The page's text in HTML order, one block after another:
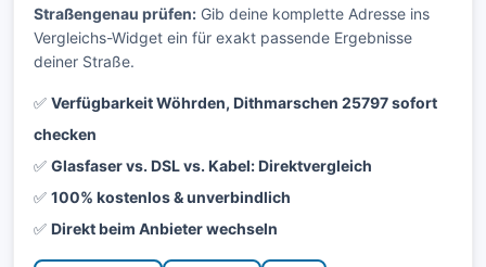
Straßengenau prüfen: Gib deine komplette Adresse ins
Vergleichs-Widget ein für exakt passende Ergebnisse
deiner Straße.
✅ Verfügbarkeit Wöhrden, Dithmarschen 25797 sofort
checken
✅ Glasfaser vs. DSL vs. Kabel: Direktvergleich
✅ 100% kostenlos & unverbindlich
✅ Direkt beim Anbieter wechseln